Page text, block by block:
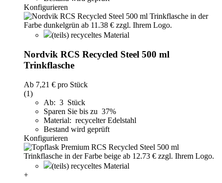
Konfigurieren
(teils) recyceltes Material
Nordvik RCS Recycled Steel 500 ml
Trinkflasche
Ab 7,21 € pro Stück
(1)
Ab: 3 Stück
Sparen Sie bis zu 37%
Material: recycelter Edelstahl
Bestand wird geprüft
Konfigurieren
(teils) recyceltes Material
+